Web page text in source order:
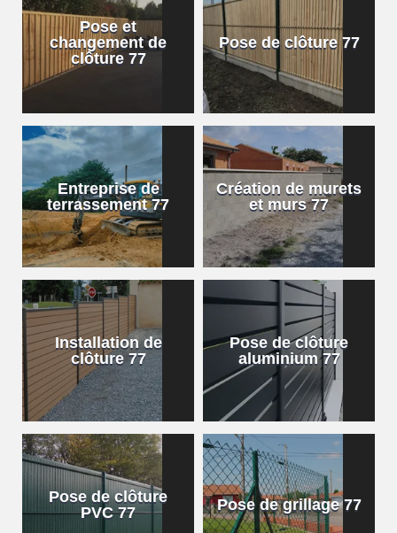
Pose et
changement de
clôture 77
Pose de clôture 77
Entreprise de
terrassement 77
Création de murets
et murs 77
Installation de
clôture 77
Pose de clôture
aluminium 77
Pose de clôture
PVC 77
Pose de grillage 77